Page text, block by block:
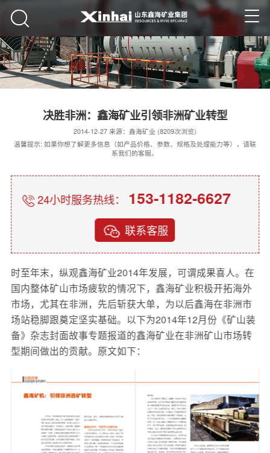
决胜非洲：鑫海矿业引领非洲矿业转型
2014-12-27 来源：鑫海矿业 (8209次浏览)
温馨提示: 如果你想了解更多信息（如产品价格、参数、规格及处理能力等），请联
系我们的客服。
24小时服务热线： 153-1182-6627
联系客服
时至年末，纵观鑫海矿业2014年发展，可谓成果喜人。在
国内整体矿山市场疲软的情况下，鑫海矿业积极开拓海外
市场，尤其在非洲，先后斩获大单，为以后鑫海在非洲市
场站稳脚跟奠定坚实基础。以下为2014年12月份《矿山装
备》杂志封面故事专题报道的鑫海矿业在非洲矿山市场转
型期间做出的贡献。原文如下：